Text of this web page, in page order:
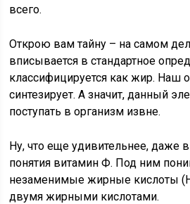
всего.
Открою вам тайну – на самом
вписывается в стандартное
классифицируется как жир. Наш
синтезирует. А значит, данный
поступать в организм извне.
Ну, что еще удивительнее, даже
понятия витамин Ф. Под ним
незаменимые жирные кислоты
двумя жирными кислотами.